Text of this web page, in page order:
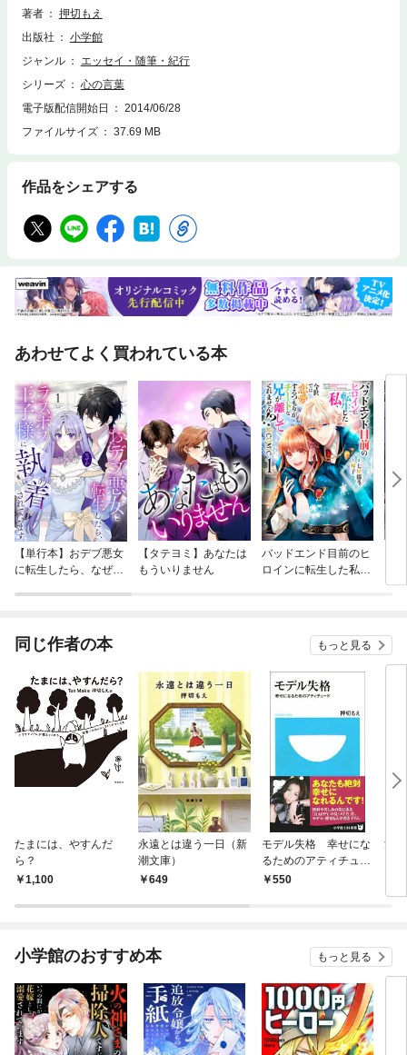
力強いメッセージを、撮りおろし写真とともにお送りするメッセージ付き
n』誌面では見られない素の表情など、「新しい」押切もえが満載です。3
0歳のメモリアルブックともいえるこの本は、同世代の女性はもちろん、
の人へ送る、鮮烈なメッセージです。【ご注意】レイアウトの関係で、お
使いの端末によっては読みづらい場合がございます。タブレット端末、P
Cで閲覧することを推奨します。 ※この作品はカラー写真が含まれます。
著者
押切もえ
出版社
小学館
ジャンル
エッセイ・随筆・紀行
シリーズ
心の言葉
電子版配信開始日
2014/06/28
ファイルサイズ
37.69 MB
作品をシェアする
あわせてよく買われている本
【単行本】おデブ悪女
に転生したら、なぜか
【タテヨミ】あなたは
もういりません
バッドエンド目前のヒ
ロインに転生した私、
同じ作者の本 もっと見る
たまには、やすんだ
ら？
1,100
永遠とは違う一日（新
潮文庫）
649
モデル失格 幸せにな
るためのアティチュー
ド550
浅
小学館のおすすめ本 もっと見る